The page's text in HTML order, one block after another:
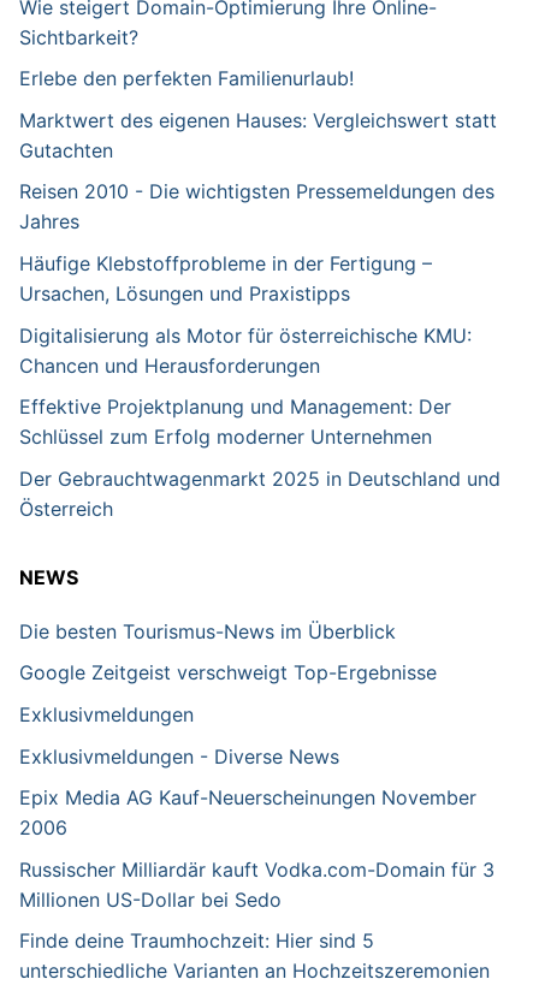
Wie steigert Domain-Optimierung Ihre Online-
Sichtbarkeit?
Erlebe den perfekten Familienurlaub!
Marktwert des eigenen Hauses: Vergleichswert statt
Gutachten
Reisen 2010 - Die wichtigsten Pressemeldungen des
Jahres
Häufige Klebstoffprobleme in der Fertigung –
Ursachen, Lösungen und Praxistipps
Digitalisierung als Motor für österreichische KMU:
Chancen und Herausforderungen
Effektive Projektplanung und Management: Der
Schlüssel zum Erfolg moderner Unternehmen
Der Gebrauchtwagenmarkt 2025 in Deutschland und
Österreich
NEWS
Die besten Tourismus-News im Überblick
Google Zeitgeist verschweigt Top-Ergebnisse
Exklusivmeldungen
Exklusivmeldungen - Diverse News
Epix Media AG Kauf-Neuerscheinungen November
2006
Russischer Milliardär kauft Vodka.com-Domain für 3
Millionen US-Dollar bei Sedo
Finde deine Traumhochzeit: Hier sind 5
unterschiedliche Varianten an Hochzeitszeremonien